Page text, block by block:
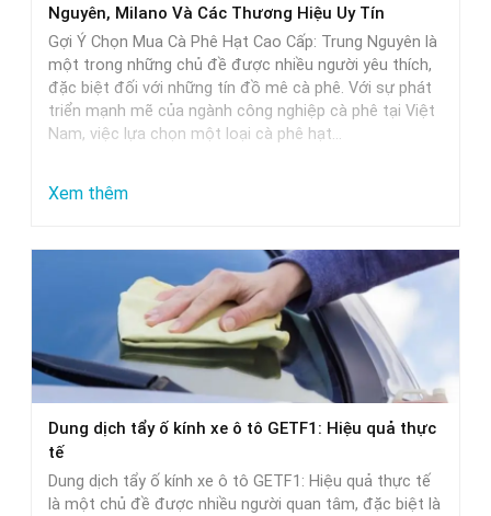
lựa
chọn
Nguyên, Milano Và Các Thương Hiệu Uy Tín
Gợi Ý Chọn Mua Cà Phê Hạt Cao Cấp: Trung Nguyên là
một trong những chủ đề được nhiều người yêu thích,
đặc biệt đối với những tín đồ mê cà phê. Với sự phát
triển mạnh mẽ của ngành công nghiệp cà phê tại Việt
Nam, việc lựa chọn một loại cà phê hạt…
Xem thêm:
Ý
Chọn
Mua
Cà
Phê
Hạt
Cao
Cấp:
Trung
Dung dịch tẩy ố kính xe ô tô GETF1: Hiệu quả thực
tế
Dung dịch tẩy ố kính xe ô tô GETF1: Hiệu quả thực tế
là một chủ đề được nhiều người quan tâm, đặc biệt là